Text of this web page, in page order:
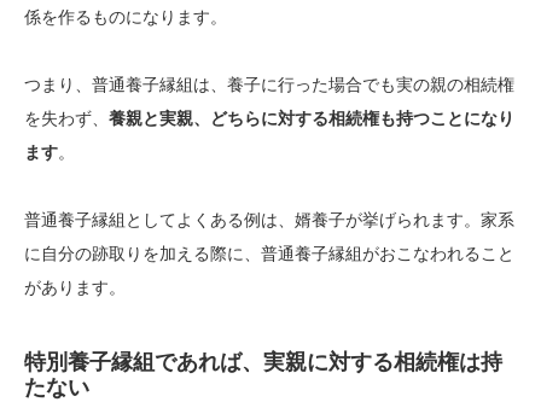
係を作るものになります。
つまり、普通養子縁組は、養子に行った場合でも実の親の相続権
を失わず、 養親と実親、どちらに対する相続権も持つことになり
ます。
普通養子縁組としてよくある例は、婿養子が挙げられます。家系
に自分の跡取りを加える際に、普通養子縁組がおこなわれること
があります。
特別養子縁組であれば、実親に対する相続権は持
たない